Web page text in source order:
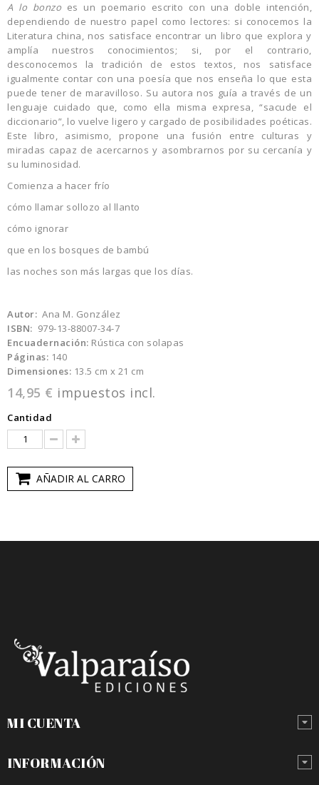
A lo bonzo es un poemario escrito con una doble intención,
dependiendo de nuestro papel como lectores: si conocemos la
Literatura china, nos satisface encontrar un libro que explora y
amplía nuestros conocimientos; si, por el contrario,
desconocemos la tradición de estos textos, nos satisface
igualmente contar con una poesía que nos enseña lo que esta
puede tener de maravilloso. Su autora nos guía a través de un
lenguaje cuidado que, como ella misma expresa, “sacude el
diccionario”, lo vuelve ligero y cargado de posibilidades poéticas.
Este libro, asimismo, propone una fusión entre culturas y
miradas capaz de acercarnos y asombrarnos por su cercanía y
su luminosidad.
Comienza a hacer frío
cómo llamar sollozo al llanto
cómo ignorar
que en los bosques de bambú
las noches son más largas que los días.
Autor: Ana M. González
ISBN: 979-13-88007-34-7
Encuadernación: Rústica con solapas
Páginas: 140
Dimensiones: 13.5 cm x 21 cm
14,95 € impuestos incl.
Cantidad
AÑADIR AL CARRO
MI CUENTA
INFORMACIÓN